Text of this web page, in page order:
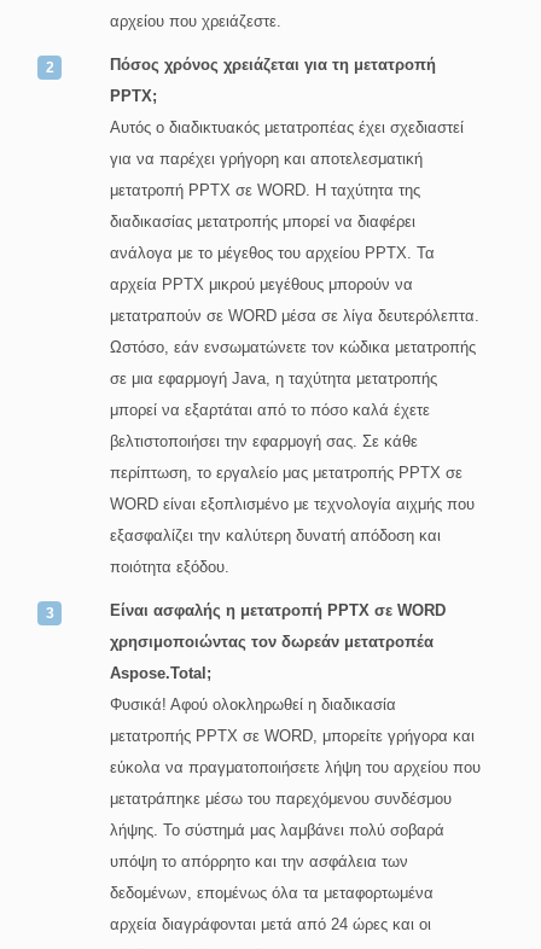
αρχείου που χρειάζεστε.
Πόσος χρόνος χρειάζεται για τη μετατροπή
PPTX;
Αυτός ο διαδικτυακός μετατροπέας έχει σχεδιαστεί
για να παρέχει γρήγορη και αποτελεσματική
μετατροπή PPTX σε WORD. Η ταχύτητα της
διαδικασίας μετατροπής μπορεί να διαφέρει
ανάλογα με το μέγεθος του αρχείου PPTX. Τα
αρχεία PPTX μικρού μεγέθους μπορούν να
μετατραπούν σε WORD μέσα σε λίγα δευτερόλεπτα.
Ωστόσο, εάν ενσωματώνετε τον κώδικα μετατροπής
σε μια εφαρμογή Java, η ταχύτητα μετατροπής
μπορεί να εξαρτάται από το πόσο καλά έχετε
βελτιστοποιήσει την εφαρμογή σας. Σε κάθε
περίπτωση, το εργαλείο μας μετατροπής PPTX σε
WORD είναι εξοπλισμένο με τεχνολογία αιχμής που
εξασφαλίζει την καλύτερη δυνατή απόδοση και
ποιότητα εξόδου.
Είναι ασφαλής η μετατροπή PPTX σε WORD
χρησιμοποιώντας τον δωρεάν μετατροπέα
Aspose.Total;
Φυσικά! Αφού ολοκληρωθεί η διαδικασία
μετατροπής PPTX σε WORD, μπορείτε γρήγορα και
εύκολα να πραγματοποιήσετε λήψη του αρχείου που
μετατράπηκε μέσω του παρεχόμενου συνδέσμου
λήψης. Το σύστημά μας λαμβάνει πολύ σοβαρά
υπόψη το απόρρητο και την ασφάλεια των
δεδομένων, επομένως όλα τα μεταφορτωμένα
αρχεία διαγράφονται μετά από 24 ώρες και οι